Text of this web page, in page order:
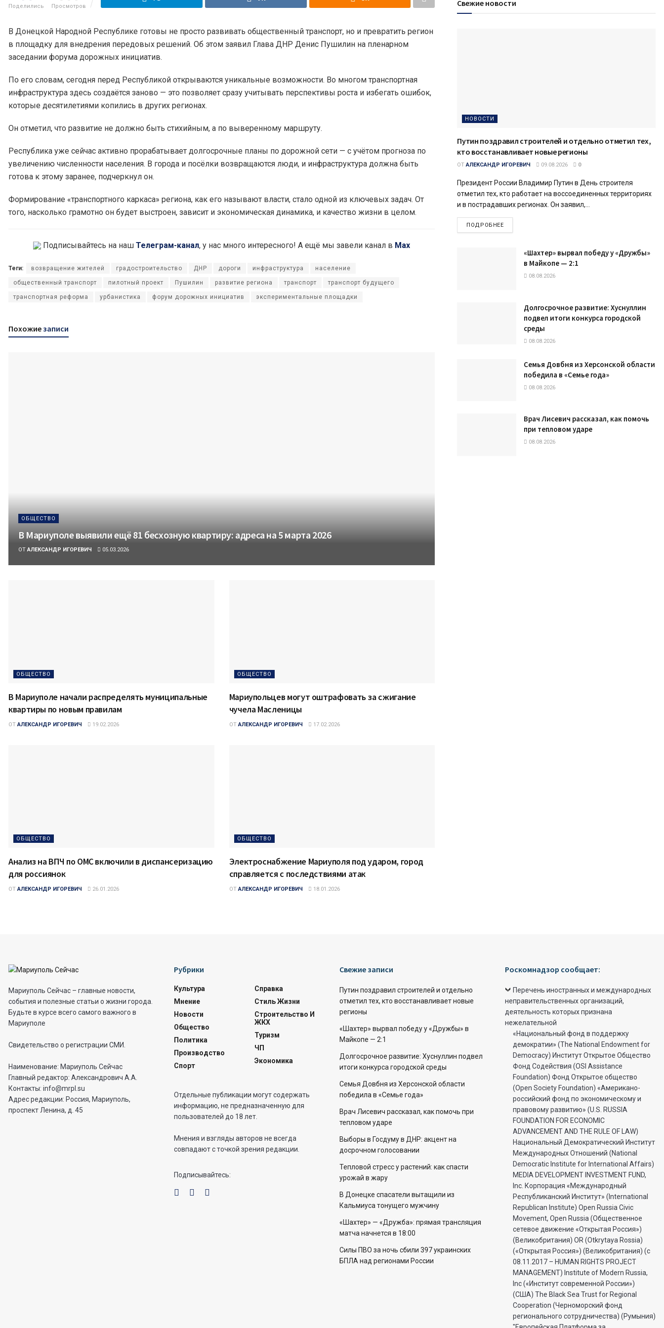
Поделились Просмотров
В Донецкой Народной Республике готовы не просто развивать общественный транспорт, но и превратить регион
в площадку для внедрения передовых решений. Об этом заявил Глава ДНР Денис Пушилин на пленарном
заседании форума дорожных инициатив.
По его словам, сегодня перед Республикой открываются уникальные возможности. Во многом транспортная
инфраструктура здесь создаётся заново — это позволяет сразу учитывать перспективы роста и избегать ошибок,
которые десятилетиями копились в других регионах.
Он отметил, что развитие не должно быть стихийным, а по выверенному маршруту.
Республика уже сейчас активно прорабатывает долгосрочные планы по дорожной сети — с учётом прогноза по
увеличению численности населения. В города и посёлки возвращаются люди, и инфраструктура должна быть
готова к этому заранее, подчеркнул он.
Формирование «транспортного каркаса» региона, как его называют власти, стало одной из ключевых задач. От
того, насколько грамотно он будет выстроен, зависит и экономическая динамика, и качество жизни в целом.
Подписывайтесь на нашТелеграм-канал, у нас много интересного! А ещё мы завели канал в Max
Теги: возвращение жителей градостроительство ДНР дороги инфраструктура население
общественный транспорт пилотный проект Пушилин развитие региона транспорт транспорт будущего
транспортная реформа урбанистика форум дорожных инициатив экспериментальные площадки
Похожие записи
ОБЩЕСТВО
В Мариуполе выявили ещё 81 бесхозную квартиру: адреса на 5 марта 2026
ОТ АЛЕКСАНДР ИГОРЕВИЧ 05.03.2026
ОБЩЕСТВО
В Мариуполе начали распределять муниципальные
квартиры по новым правилам
ОТ АЛЕКСАНДР ИГОРЕВИЧ 19.02.2026
ОБЩЕСТВО
Мариупольцев могут оштрафовать за сжигание
чучела Масленицы
ОТ АЛЕКСАНДР ИГОРЕВИЧ 17.02.2026
ОБЩЕСТВО
Анализ на ВПЧ по ОМС включили в диспансеризацию
для россиянок
ОТ АЛЕКСАНДР ИГОРЕВИЧ 26.01.2026
ОБЩЕСТВО
Электроснабжение Мариуполя под ударом, город
справляется с последствиями атак
ОТ АЛЕКСАНДР ИГОРЕВИЧ 18.01.2026
Свежие новости
НОВОСТИ
Путин поздравил строителей и отдельно отметил тех,
кто восстанавливает новые регионы
ОТ АЛЕКСАНДР ИГОРЕВИЧ 09.08.2026 0
Президент России Владимир Путин в День строителя
отметил тех, кто работает на воссоединенных территориях
и в пострадавших регионах. Он заявил,...
ПОДРОБНЕЕ
«Шахтер» вырвал победу у «Дружбы»
в Майкопе — 2:1
08.08.2026
Долгосрочное развитие: Хуснуллин
подвел итоги конкурса городской
среды
08.08.2026
Семья Довбня из Херсонской области
победила в «Семье года»
08.08.2026
Врач Лисевич рассказал, как помочь
при тепловом ударе
08.08.2026
Мариуполь Сейчас – главные новости,
события и полезные статьи о жизни города.
Будьте в курсе всего самого важного в
Мариуполе
Свидетельство о регистрации СМИ.
Наименование: Мариуполь Сейчас
Главный редактор: Александрович А.А.
Контакты: info@mrpl.su
Адрес редакции: Россия, Мариуполь,
проспект Ленина, д. 45
Рубрики
Культура
Мнение
Новости
Общество
Политика
Производство
Спорт
Справка
Стиль Жизни
Строительство И
ЖКХ
Туризм
ЧП
Экономика
Отдельные публикации могут содержать
информацию, не предназначенную для
пользователей до 18 лет.
Мнения и взгляды авторов не всегда
совпадают с точкой зрения редакции.
Подписывайтесь:
Свежие записи
Путин поздравил строителей и отдельно
отметил тех, кто восстанавливает новые
регионы
«Шахтер» вырвал победу у «Дружбы» в
Майкопе — 2:1
Долгосрочное развитие: Хуснуллин подвел
итоги конкурса городской среды
Семья Довбня из Херсонской области
победила в «Семье года»
Врач Лисевич рассказал, как помочь при
тепловом ударе
Выборы в Госдуму в ДНР: акцент на
досрочном голосовании
Тепловой стресс у растений: как спасти
урожай в жару
В Донецке спасатели вытащили из
Кальмиуса тонущего мужчину
«Шахтер» — «Дружба»: прямая трансляция
матча начнется в 18:00
Силы ПВО за ночь сбили 397 украинских
БПЛА над регионами России
Роскомнадзор сообщает:
Перечень иностранных и международных
неправительственных организаций,
деятельность которых признана
нежелательной
«Национальный фонд в поддержку
демократии» (The National Endowment for
Democracy) Институт Открытое Общество
Фонд Содействия (OSI Assistance
Foundation) Фонд Открытое общество
(Open Society Foundation) «Американо-
российский фонд по экономическому и
правовому развитию» (U.S. RUSSIA
FOUNDATION FOR ECONOMIC
ADVANCEMENT AND THE RULE OF LAW)
Национальный Демократический Институт
Международных Отношений (National
Democratic Institute for International Affairs)
MEDIA DEVELOPMENT INVESTMENT FUND,
Inc. Корпорация «Международный
Республиканский Институт» (International
Republican Institute) Open Russia Civic
Movement, Open Russia (Общественное
сетевое движение «Открытая Россия»)
(Великобритания) OR (Otkrytaya Rossia)
(«Открытая Россия») (Великобритания) (с
08.11.2017 – HUMAN RIGHTS PROJECT
MANAGEMENT) Institute of Modern Russia,
Inc («Институт современной России»)
(США) The Black Sea Trust for Regional
Cooperation (Черноморский фонд
регионального сотрудничества) (Румыния)